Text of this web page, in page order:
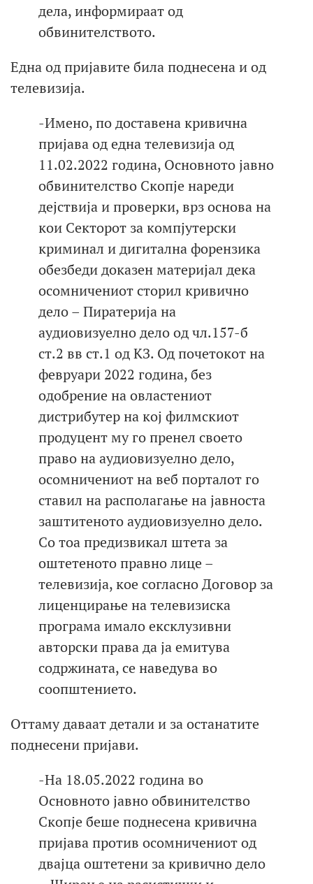
дела, информираат од
обвинителството.
Една од пријавите била поднесена и од
телевизија.
-Имено, по доставена кривична
пријава од една телевизија од
11.02.2022 година, Основното јавно
обвинителство Скопје нареди
дејствија и проверки, врз основа на
кои Секторот за компјутерски
криминал и дигитална форензика
обезбеди доказен материјал дека
осомничениот сторил кривично
дело – Пиратерија на
аудиовизуелно дело од чл.157-б
ст.2 вв ст.1 од КЗ. Од почетокот на
февруари 2022 година, без
одобрение на овластениот
дистрибутер на кој филмскиот
продуцент му го пренел своето
право на аудиовизуелно дело,
осомничениот на веб порталот го
ставил на располагање на јавноста
заштитеното аудиовизуелно дело.
Со тоа предизвикал штета за
оштетеното правно лице –
телевизија, кое согласно Договор за
лиценцирање на телевизиска
програма имало ексклузивни
авторски права да ја емитува
содржината, се наведува во
соопштението.
Оттаму даваат детали и за останатите
поднесени пријави.
-На 18.05.2022 година во
Основното јавно обвинителство
Скопје беше поднесена кривична
пријава против осомничениот од
двајца оштетени за кривично дело